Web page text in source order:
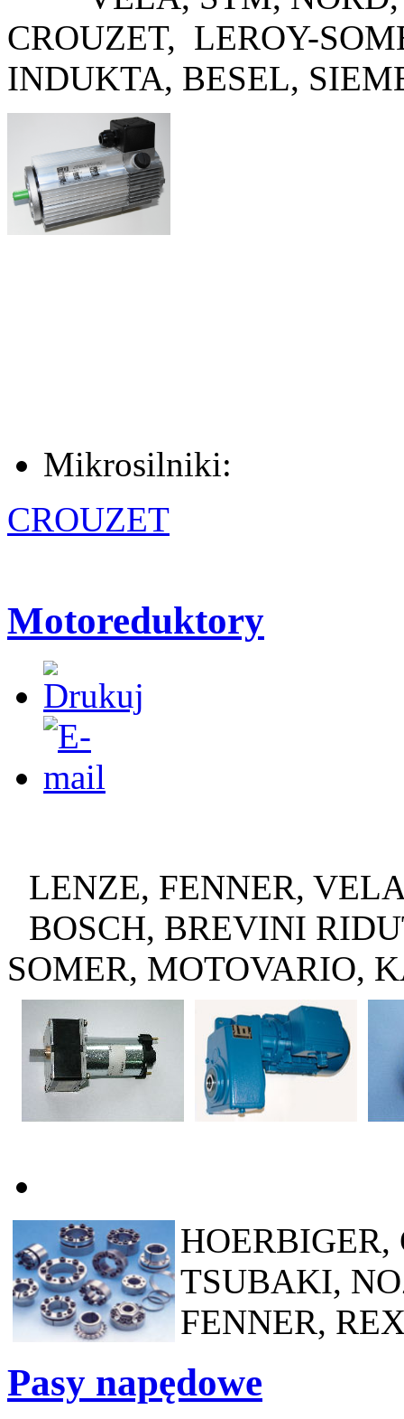
CROUZET, LEROY-
INDUKTA, BESEL,
Mikrosilniki:
CROUZET
Motoreduktory
LENZE, FENNER,
BOSCH, BREVINI
SOMER, MOTOVARIO,
TSUBAKI,
FENNER,
Pasy napędowe